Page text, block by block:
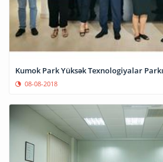
Kumok Park Yüksək Texnologiyalar
08-08-2018